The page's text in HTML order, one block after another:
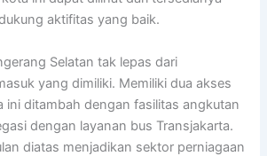
aktifitas yang baik.
Selatan tak lepas dari
yang dimiliki. Memiliki dua akses
ini ditambah dengan fasilitas angkutan
dengan layanan bus Transjakarta.
diatas menjadikan sektor perniagaan